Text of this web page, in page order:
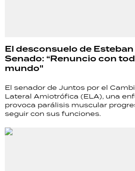
El desconsuelo de
Senado: “Renuncio con
mundo"
El senador de Juntos por el
Lateral Amiotrófica (ELA), una
provoca parálisis muscular
seguir con sus funciones.